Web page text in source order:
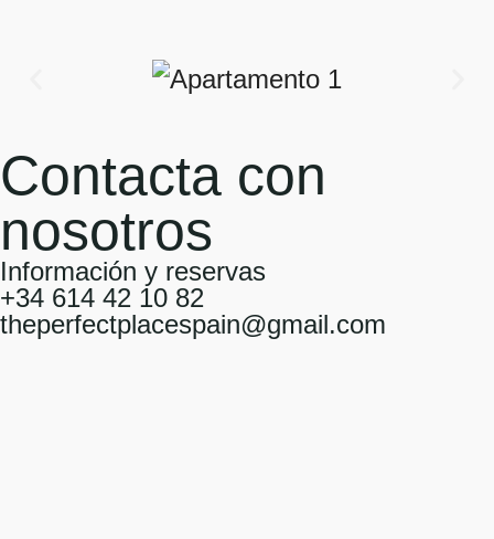
Contacta con
nosotros
Información y reservas
+34 614 42 10 82
theperfectplacespain@gmail.com